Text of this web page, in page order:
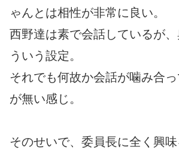
ゃんとは相性が非常に良い。
西野達は素で会話しているが
ういう設定。
それでも何故か会話が噛み合
が無い感じ。
そのせいで、委員長に全く興